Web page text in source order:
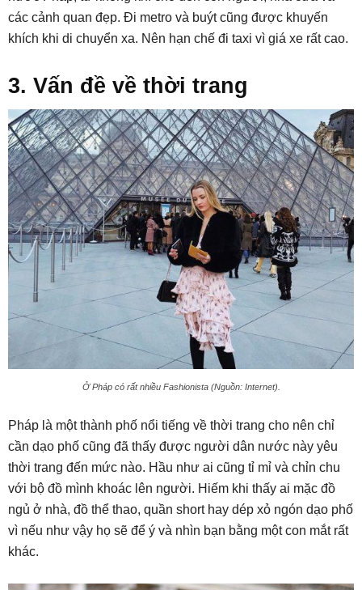
các cảnh quan đẹp. Đi metro và buýt cũng được khuyến
khích khi di chuyển xa. Nên hạn chế đi taxi vì giá xe rất cao.
3. Vấn đề về thời trang
Ở Pháp có rất nhiều Fashionista (Nguồn: Internet).
Pháp là một thành phố nổi tiếng về thời trang cho nên chỉ
cần dạo phố cũng đã thấy được người dân nước này yêu
thời trang đến mức nào. Hầu như ai cũng tỉ mỉ và chỉn chu
với bộ đồ mình khoác lên người. Hiếm khi thấy ai mặc đồ
ngủ ở nhà, đồ thể thao, quần short hay dép xỏ ngón dạo phố
vì nếu như vậy họ sẽ để ý và nhìn bạn bằng một con mắt rất
khác.